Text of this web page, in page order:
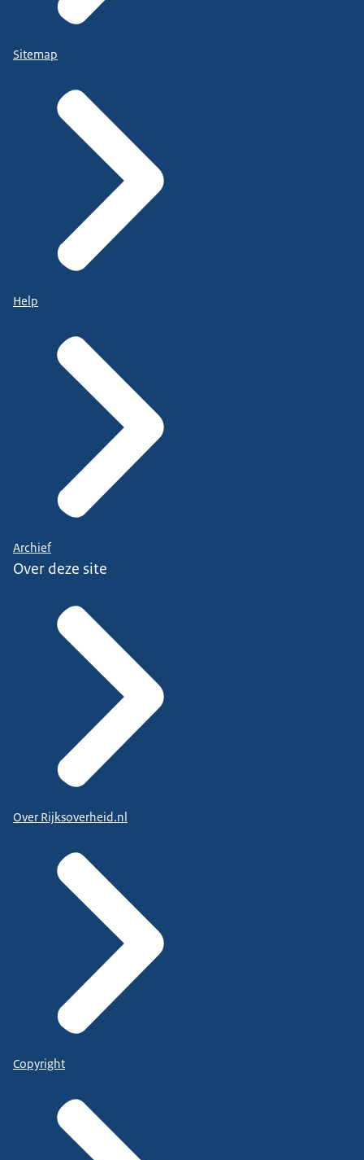
Sitemap
Help
Archief
Over deze site
Over Rijksoverheid.nl
Copyright